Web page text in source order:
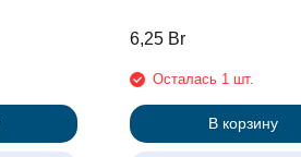
6,25 Br
Осталась 1 шт.
В корзину